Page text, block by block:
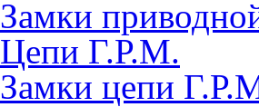
Замки
Цепи Г.Р.М.
Замки цепи